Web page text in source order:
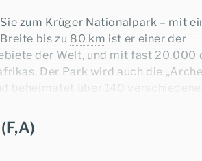
zum Krüger Nationalpark – mit
bis zu 80 km ist er einer der
der Welt, und mit fast 20.000
Der Park wird auch die „Arche
beheimatet über 140 verschiedenen
– tummeln sich hier auch
zahlreiche Antilopenarten (Impalas,